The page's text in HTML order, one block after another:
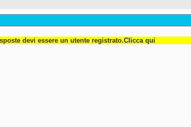
devi essere un utente registrato.Clicca qui